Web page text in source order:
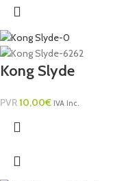
Kong Slyde
PVR10,00€ IVA Inc.